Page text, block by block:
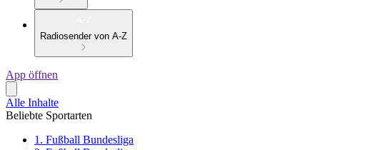
Radiosender von A-Z
App öffnen
Alle Inhalte
Beliebte Sportarten
1. Fußball Bundesliga